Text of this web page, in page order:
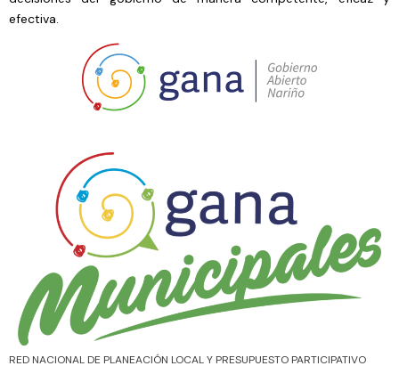
efectiva.
RED NACIONAL DE PLANEACIÓN LOCAL Y PRESUPUESTO PARTICIPATIVO